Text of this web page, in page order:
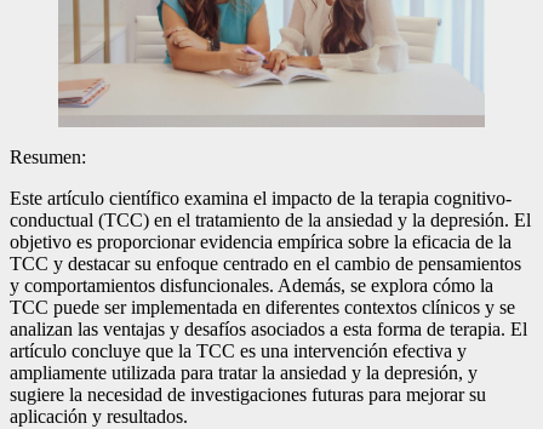
Resumen:
Este artículo científico examina el impacto de la terapia cognitivo-
conductual (TCC) en el tratamiento de la ansiedad y la depresión. El
objetivo es proporcionar evidencia empírica sobre la eficacia de la
TCC y destacar su enfoque centrado en el cambio de pensamientos
y comportamientos disfuncionales. Además, se explora cómo la
TCC puede ser implementada en diferentes contextos clínicos y se
analizan las ventajas y desafíos asociados a esta forma de terapia. El
artículo concluye que la TCC es una intervención efectiva y
ampliamente utilizada para tratar la ansiedad y la depresión, y
sugiere la necesidad de investigaciones futuras para mejorar su
aplicación y resultados.